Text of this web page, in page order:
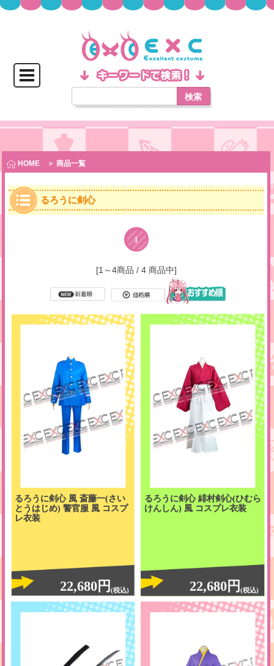
検索
HOME ＞ 商品一覧
るろうに剣心
1
[1～4商品 / 4 商品中]
るろうに剣心 風 斎藤一(さい
とうはじめ) 警官服 風 コスプ
レ衣装
22,680円(税込)
るろうに剣心 緋村剣心(ひむら
けんしん) 風 コスプレ衣装
22,680円(税込)